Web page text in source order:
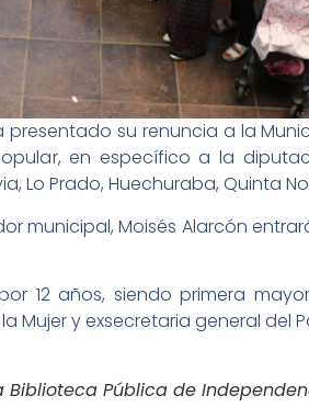
presentado su renuncia a la
en específico a la
Lo Prado, Huechuraba, Quinta
municipal, Moisés Alarcón
12 años, siendo primera
y exsecretaria general del
Pública de